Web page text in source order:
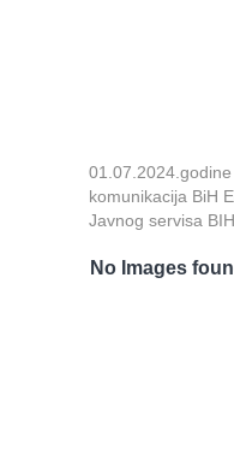
komunikacija BiH
Javnog servisa BIH
No Images